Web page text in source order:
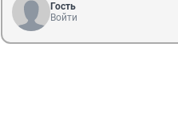
Гость
Войти